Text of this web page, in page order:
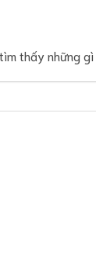
thấy những